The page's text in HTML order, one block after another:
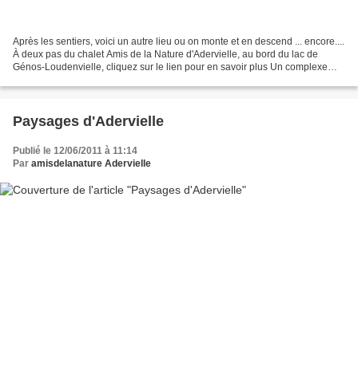
Après les sentiers, voici un autre lieu ou on monte et en descend ... encore....
À deux pas du chalet Amis de la Nature d'Adervielle, au bord du lac de
Génos-Loudenvielle, cliquez sur le lien pour en savoir plus Un complexe
Paysages d'Adervielle
Publié le 12/06/2011 à 11:14
Par amisdelanature Adervielle